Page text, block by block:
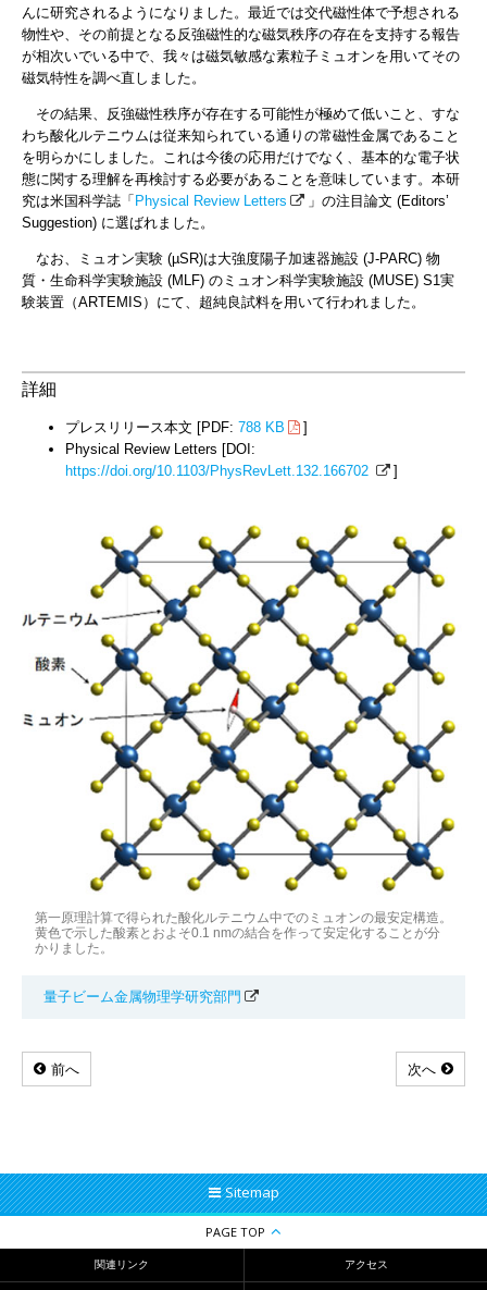
んに研究されるようになりました。最近では交代磁性体で予想される
物性や、その前提となる反強磁性的な磁気秩序の存在を支持する報告
が相次いでいる中で、我々は磁気敏感な素粒子ミュオンを用いてその
磁気特性を調べ直しました。
その結果、反強磁性秩序が存在する可能性が極めて低いこと、すな
わち酸化ルテニウムは従来知られている通りの常磁性金属であること
を明らかにしました。これは今後の応用だけでなく、基本的な電子状
態に関する理解を再検討する必要があることを意味しています。本研
究は米国科学誌「 Physical Review Letters
」の注目論文 (Editors’
Suggestion) に選ばれました。
なお、ミュオン実験 (µSR)は大強度陽子加速器施設 (J-PARC) 物
質・生命科学実験施設 (MLF) のミュオン科学実験施設 (MUSE) S1実
験装置（ARTEMIS）にて、超純良試料を用いて行われました。
詳細
プレスリリース本文 [PDF: 788 KB
]
Physical Review Letters [DOI:
https://doi.org/10.1103/PhysRevLett.132.166702
]
第一原理計算で得られた酸化ルテニウム中でのミュオンの最安定構造。
黄色で示した酸素とおよそ0.1 nmの結合を作って安定化することが分
かりました。
量子ビーム金属物理学研究部門
前へ 次へ
Sitemap
PAGE TOP
関連リンク アクセス